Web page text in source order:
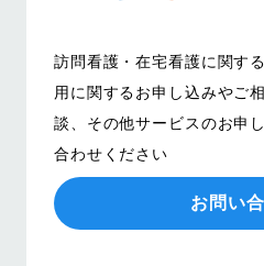
訪問看護・在宅看護に関す
用に関するお申し込みやご
談、その他サービスのお申
合わせください
お問い